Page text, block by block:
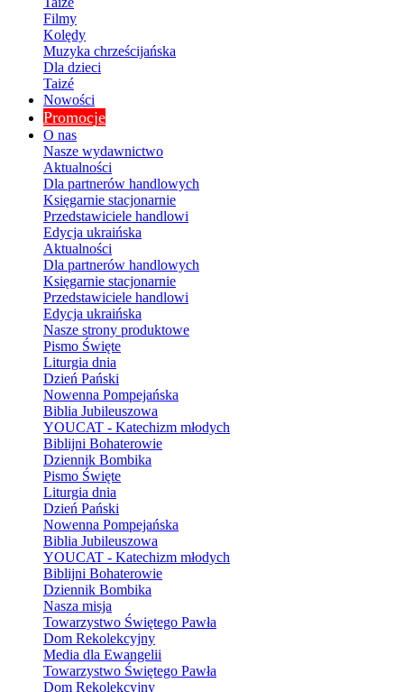
Filmy
Kolędy
Muzyka chrześcijańska
Dla dzieci
Taizé
Nowości
Promocje
O nas
Nasze wydawnictwo
Aktualności
Dla partnerów handlowych
Księgarnie stacjonarnie
Przedstawiciele handlowi
Edycja ukraińska
Aktualności
Dla partnerów handlowych
Księgarnie stacjonarnie
Przedstawiciele handlowi
Edycja ukraińska
Nasze strony produktowe
Pismo Święte
Liturgia dnia
Dzień Pański
Nowenna Pompejańska
Biblia Jubileuszowa
YOUCAT - Katechizm młodych
Biblijni Bohaterowie
Dziennik Bombika
Pismo Święte
Liturgia dnia
Dzień Pański
Nowenna Pompejańska
Biblia Jubileuszowa
YOUCAT - Katechizm młodych
Biblijni Bohaterowie
Dziennik Bombika
Nasza misja
Towarzystwo Świętego Pawła
Dom Rekolekcyjny
Media dla Ewangelii
Towarzystwo Świętego Pawła
Dom Rekolekcyjny